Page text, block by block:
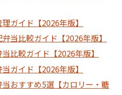
ガイド【2026年版】
当比較ガイド【2026年版】
比較ガイド【2026年版】
ガイド【2026年版】
おすすめ5選【カロリー・糖